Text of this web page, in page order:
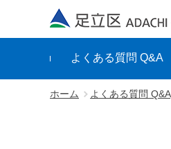
よくある質問 Q&A
ホーム よくある質問 Q&A